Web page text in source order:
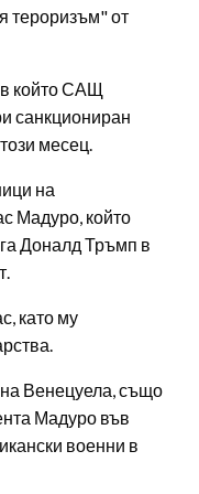
тероризъм" от
в който САЩ
санкциониран
месец.
на
Мадуро, който
Доналд Тръмп в
като му
Венецуела, също
Мадуро във
военни в